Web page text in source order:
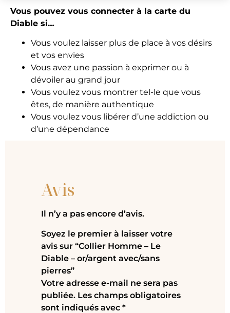
Vous pouvez vous connecter à la carte du
Diable si…
Vous voulez laisser plus de place à vos désirs
et vos envies
Vous avez une passion à exprimer ou à
dévoiler au grand jour
Vous voulez vous montrer tel-le que vous
êtes, de manière authentique
Vous voulez vous libérer d’une addiction ou
d’une dépendance
Avis
Il n’y a pas encore d’avis.
Soyez le premier à laisser votre
avis sur “Collier Homme – Le
Diable – or/argent avec/sans
pierres”
Votre adresse e-mail ne sera pas
publiée. Les champs obligatoires
sont indiqués avec *